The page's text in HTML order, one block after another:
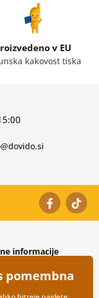
v EU
kakovost tiska
informacije
vprašanja
pomembna